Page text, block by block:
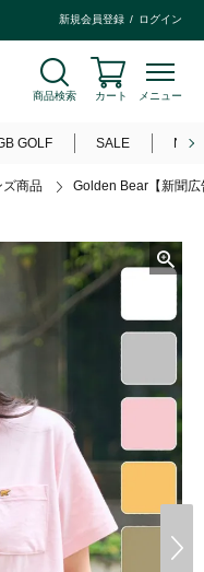
新規会員登録 ログイン
商品検索 カート メニュー
GOLF SALE
ズ商品 Golden Bear【新聞